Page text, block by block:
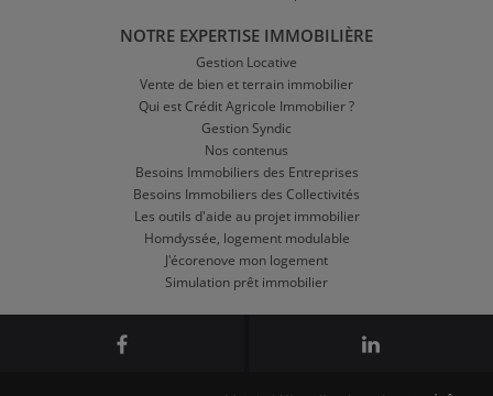
NOTRE EXPERTISE IMMOBILIÈRE
Gestion Locative
Vente de bien et terrain immobilier
Qui est Crédit Agricole Immobilier ?
Gestion Syndic
Nos contenus
Besoins Immobiliers des Entreprises
Besoins Immobiliers des Collectivités
Les outils d'aide au projet immobilier
Homdyssée, logement modulable
J'écorenove mon logement
Simulation prêt immobilier